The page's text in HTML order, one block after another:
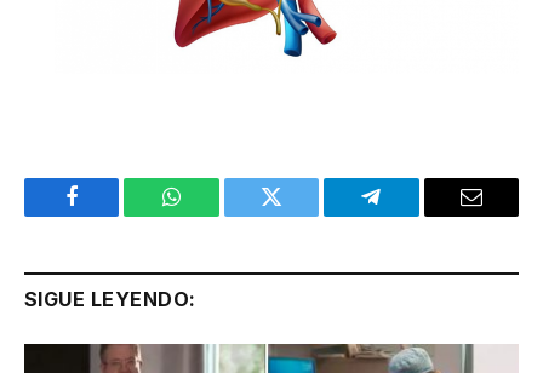
Facebook WhatsApp Twitter Telegram Email
SIGUE LEYENDO: